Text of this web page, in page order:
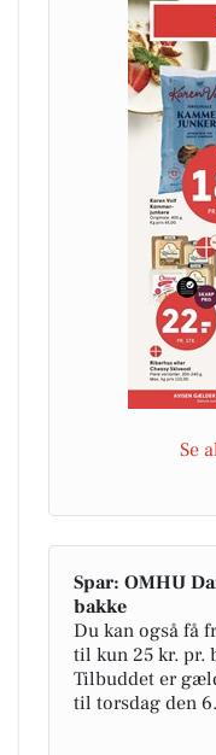
Se
Spar: OMHU
bakke
Du kan også få
til kun 25 kr. pr.
Tilbuddet er
til torsdag den